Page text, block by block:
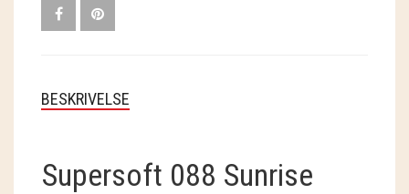
THY FRAGMENTER
THYA
ANDRE BRANDS
BESKRIVELSE
Supersoft 088 Sunrise